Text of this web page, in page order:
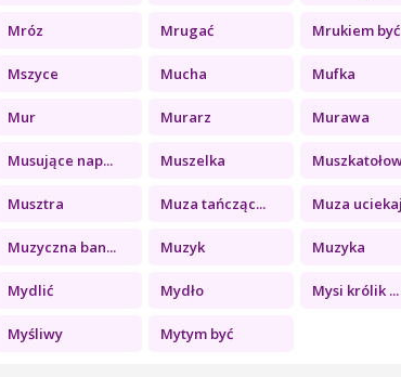
Mróz Mrugać Mrukiem być
Mszyce Mucha Mufka
Mur Murarz Murawa
Musujące nap... Muszelka
Musztra Muza tańcząc... Muza
Muzyczna ban... Muzyk Muzyka
Mydlić Mydło Mysi królik ...
Myśliwy Mytym być